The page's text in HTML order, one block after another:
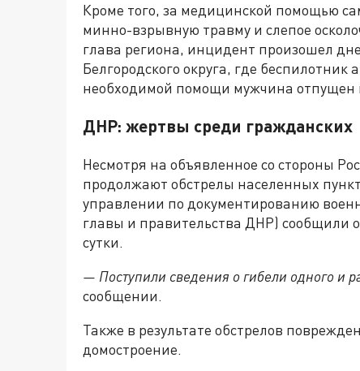
Кроме того, за медицинской помощью
минно-взрывную травму и слепое
глава региона, инцидент произошел
Белгородского округа, где
необходимой помощи мужчина отпущен
ДНР: жертвы среди гражданских
Несмотря на объявленное со стороны
продолжают обстрелы населенных
управлении по документированию
главы и правительства ДНР) сообщили
сутки.
— Поступили сведения о гибели одного и
сообщении.
Также в результате обстрелов
домостроение.